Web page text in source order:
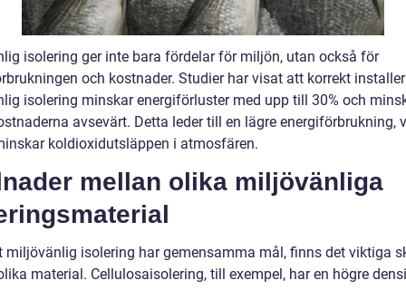
isolering ger inte bara fördelar för miljön, utan också för
och kostnader. Studier har visat att korrekt
isolering minskar energiförluster med upp till 30% och
avsevärt. Detta leder till en lägre energiförbrukning,
koldioxidutsläppen i atmosfären.
mellan olika miljövänliga
miljövänlig isolering har gemensamma mål, finns det viktiga
material. Cellulosaisolering, till exempel, har en högre